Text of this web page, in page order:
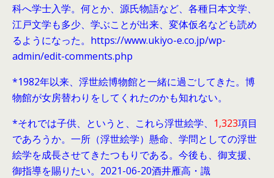
科へ学士入学。何とか、源氏物語など、各種日本文学、
江戸文学も多少、学ぶことが出来、変体仮名なども読め
るようになった。https://www.ukiyo-e.co.jp/wp-
admin/edit-comments.php
*1982年以来、浮世絵博物館と一緒に過ごしてきた。博
物館が女房替わりをしてくれたのかも知れない。
*それでは子供、というと、これら浮世絵学、 1,323項目
であろうか。一所（浮世絵学）懸命、学問としての浮世
絵学を成長させてきたつもりである。今後も、御支援、
御指導を賜りたい。2021-06-20酒井雁高・識